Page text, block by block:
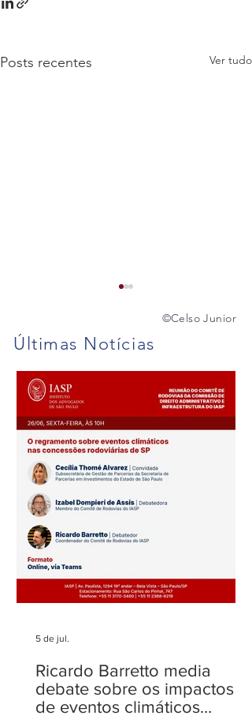
Posts recentes Ver tudo
Fenelon Barretto Rost
novamente entre os mais
admirados
©️Celso Junior
Últimas Notícias
Ricardo Barretto media
debate sobre os impactos
de eventos climáticos
5 de jul.